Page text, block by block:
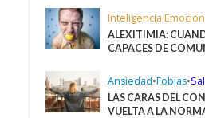
Inteligencia
ALEXITIMIA:
CAPACES DE
Ansiedad•Fobias•
LAS CARAS DEL
VUELTA A LA